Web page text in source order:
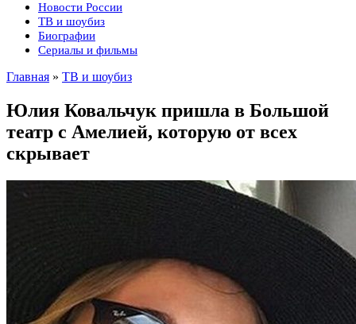
Новости России
ТВ и шоубиз
Биографии
Сериалы и фильмы
Главная » ТВ и шоубиз
Юлия Ковальчук пришла в Большой
театр с Амелией, которую от всех
скрывает